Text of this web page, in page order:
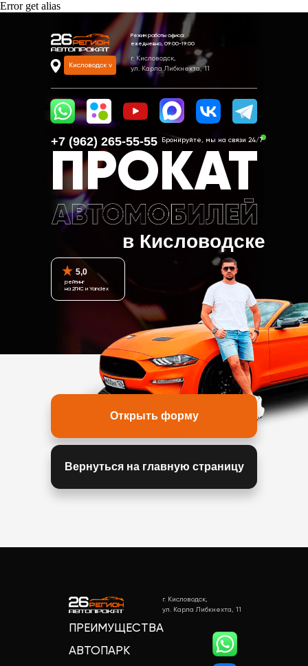
Error get alias
Бронируйте, мы на связи 24/7
ПРОКАТ
Открыть форму
Вернуться на главную страницу
в Кисловодске
г. Кисловодск,
ул. Карла Либкнехта, 11
Режим работы офиса:
ежедневно, 09:00-19:00
Кисловодск v
5,0
рейтинг
на 2ГИС и Yandex
+7 (962) 265-55-55‬
г. Кисловодск,
ул. Карла Либкнехта, 11
ПРЕИМУЩЕСТВА
АВТОПАРК